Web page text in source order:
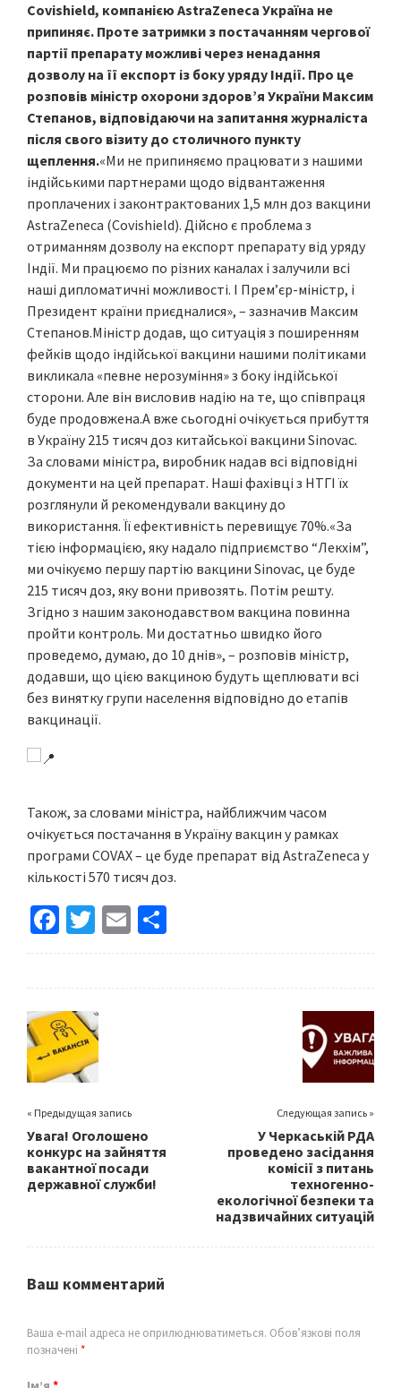
Covishield, компанією AstraZeneca Україна не
припиняє. Проте затримки з постачанням чергової
партії препарату можливі через ненадання
дозволу на її експорт із боку уряду Індії. Про це
розповів міністр охорони здоров’я України Максим
Степанов, відповідаючи на запитання журналіста
після свого візиту до столичного пункту
щеплення.«Ми не припиняємо працювати з нашими
індійськими партнерами щодо відвантаження
проплачених і законтрактованих 1,5 млн доз вакцини
AstraZeneca (Covishield). Дійсно є проблема з
отриманням дозволу на експорт препарату від уряду
Індії. Ми працюємо по різних каналах і залучили всі
наші дипломатичні можливості. І Прем’єр-міністр, і
Президент країни приєдналися», – зазначив Максим
Степанов.Міністр додав, що ситуація з поширенням
фейків щодо індійської вакцини нашими політиками
викликала «певне нерозуміння» з боку індійської
сторони. Але він висловив надію на те, що співпраця
буде продовжена.А вже сьогодні очікується прибуття
в Україну 215 тисяч доз китайської вакцини Sinovac.
За словами міністра, виробник надав всі відповідні
документи на цей препарат. Наші фахівці з НТГІ їх
розглянули й рекомендували вакцину до
використання. Її ефективність перевищує 70%.«За
тією інформацією, яку надало підприємство “Лекхім”,
ми очікуємо першу партію вакцини Sinovac, це буде
215 тисяч доз, яку вони привозять. Потім решту.
Згідно з нашим законодавством вакцина повинна
пройти контроль. Ми достатньо швидко його
проведемо, думаю, до 10 днів», – розповів міністр,
додавши, що цією вакциною будуть щеплювати всі
без винятку групи населення відповідно до етапів
вакцинації.
Також, за словами міністра, найближчим часом
очікується постачання в Україну вакцин у рамках
програми COVAX – це буде препарат від AstraZeneca у
кількості 570 тисяч доз.
Fa
ce
o
o
k
T
wi
er
E
m h
« Предыдущая запись
Увага! Оголошено
конкурс на зайняття
вакантної посади
державної служби!
Следующая запись »
У Черкаській РДА
проведено засідання
комісії з питань
техногенно-
екологічної безпеки та
надзвичайних ситуацій
Ваш комментарий
Ваша e-mail адреса не оприлюднюватиметься. Обов’язкові поля
позначені *